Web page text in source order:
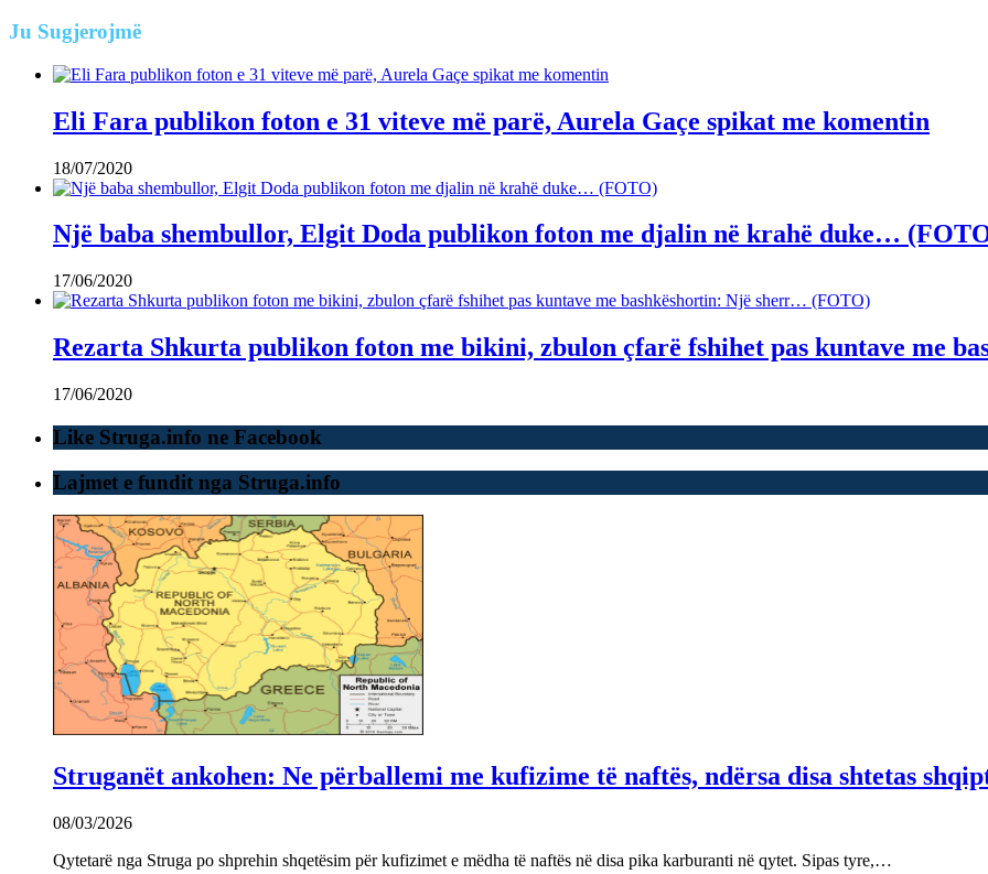
Ju Sugjerojmë
Eli Fara publikon foton e 31 viteve më parë, Aurela Gaçe spikat me komentin
18/07/2020
Një baba shembullor, Elgit Doda publikon foton me djalin në krahë duke…
17/06/2020
Rezarta Shkurta publikon foton me bikini, zbulon çfarë fshihet pas kuntave me
17/06/2020
Like Struga.info ne Facebook
Lajmet e fundit nga Struga.info
Struganët ankohen: Ne përballemi me kufizime të naftës, ndërsa disa shtetas
08/03/2026
Qytetarë nga Struga po shprehin shqetësim për kufizimet e mëdha të naftës në disa pika karburanti në qytet. Sipas tyre,…